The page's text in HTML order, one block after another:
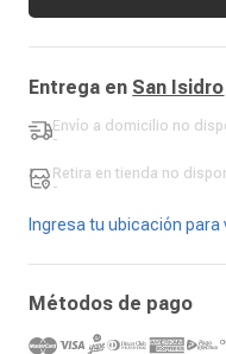
Entrega en San Isidro
Envío a domicilio no
-
Retira en tienda no
-
Ingresa tu ubicación para
Métodos de pago